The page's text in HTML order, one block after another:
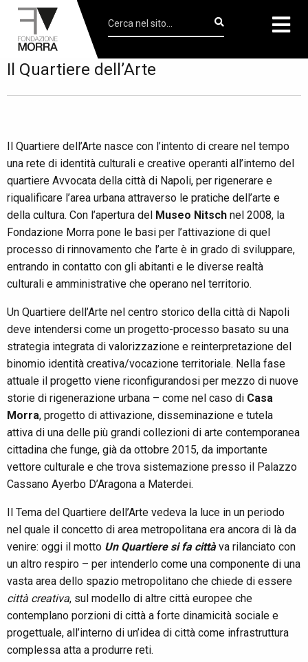
Il Quartiere dell’Arte
Il Quartiere dell’Arte nasce con l’intento di creare nel tempo
una rete di identità culturali e creative operanti all’interno del
quartiere Avvocata della città di Napoli, per rigenerare e
riqualificare l’area urbana attraverso le pratiche dell’arte e
della cultura. Con l’apertura del Museo Nitsch nel 2008, la
Fondazione Morra pone le basi per l’attivazione di quel
processo di rinnovamento che l’arte è in grado di sviluppare,
entrando in contatto con gli abitanti e le diverse realtà
culturali e amministrative che operano nel territorio.
Un Quartiere dell’Arte nel centro storico della città di Napoli
deve intendersi come un progetto-processo basato su una
strategia integrata di valorizzazione e reinterpretazione del
binomio identità creativa/vocazione territoriale. Nella fase
attuale il progetto viene riconfigurandosi per mezzo di nuove
storie di rigenerazione urbana – come nel caso di Casa
Morra, progetto di attivazione, disseminazione e tutela
attiva di una delle più grandi collezioni di arte contemporanea
cittadina che funge, già da ottobre 2015, da importante
vettore culturale e che trova sistemazione presso il Palazzo
Cassano Ayerbo D’Aragona a Materdei.
Il Tema del Quartiere dell’Arte vedeva la luce in un periodo
nel quale il concetto di area metropolitana era ancora di là da
venire: oggi il motto Un Quartiere si fa cittàva rilanciato con
un altro respiro – per intenderlo come una componente di una
vasta area dello spazio metropolitano che chiede di essere
città creativa, sul modello di altre città europee che
contemplano porzioni di città a forte dinamicità sociale e
progettuale, all’interno di un’idea di città come infrastruttura
complessa atta a produrre reti.